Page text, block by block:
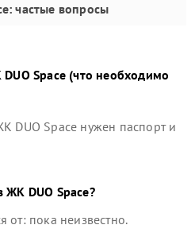
: частые вопросы
Space (что необходимо
DUO Space нужен паспорт и
ЖК DUO Space?
от: пока неизвестно.